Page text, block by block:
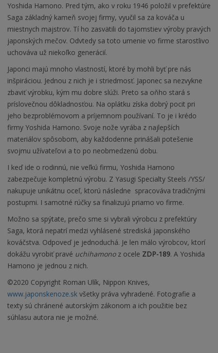
Yoshida Hamono. Pred tým, ako v roku 1946 položil v prefektúre
Saga základný kameň svojej firmy, vyučil sa za kováča u
miestnych majstrov. Tí ho zasvätili do tajomstiev výroby pravých
japonských mečov. Odvtedy sa toto umenie vo firme starostlivo
uchováva už niekoľko generácií.
Japonci majú mnoho vlastností, ktoré by mohli byť pre nás
inšpiráciou. Jednou z nich je i striedmosť. Japonec sa nezvykne
zbaviť výrobku, kým mu dobre slúži. Preto sa oňho stará s
príslovečnou dôkladnosťou. Na oplátku získa dobrý pocit pri
jeho bezproblémovom a príjemnom používaní. To je i krédo
firmy Yoshida Hamono. Svoje nože vyrába z najlepších
materiálov spôsobom, aby každodenne prinášali potešenie
svojmu užívateľovi a to po neobmedzenú dobu.
I keď ide o rodinnú, nie veľkú firmu, Yoshida Hamono
zabezpečuje kompletnú výrobu. Z Yasugi Specialty Steels /YSS/
nakupuje unikátnu oceľ, ktorú následne spracováva tradičnými
postupmi. I samotné rúčky sa finalizujú priamo vo firme.
Možno sa spýtate, prečo sme si vybrali výrobcu z prefektúry
Saga, ktorá nepatrí medzi vyhlásené strediská japonského
kováčstva. Odpoveď je jednoduchá. Je len málo výrobcov, ktorí
dokážu vyrobiť pravé uchihamonoz ocele ZDP-189. A Yoshida
Hamono je jednou z nich.
©2020 Copyright Roman Ulík, Nippon Knives,
www.japonskenoze.sk všetky práva vyhradené. Fotografie a
texty sú chránené autorským zákonom a ich použitie bez
súhlasu autora nie je možné.